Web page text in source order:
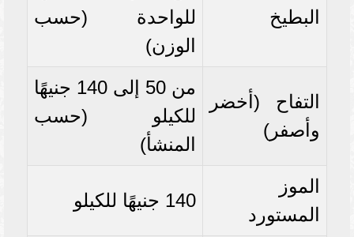
البطيخ
للواحدة (حسب
الوزن)
التفاح (أخضر
وأصفر)
من 50 إلى 140 جنيهًا
للكيلو (حسب
المنشأ)
الموز
المستورد
140 جنيهًا للكيلو